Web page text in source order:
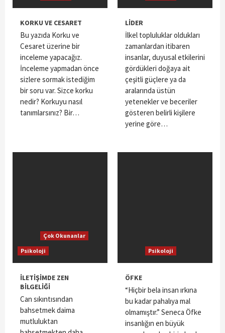
KORKU VE CESARET
Bu yazıda Korku ve
Cesaret üzerine bir
inceleme yapacağız.
İnceleme yapmadan önce
sizlere sormak istediğim
bir soru var. Sizce korku
nedir? Korkuyu nasıl
tanımlarsınız? Bir…
LİDER
İlkel topluluklar oldukları
zamanlardan itibaren
insanlar, duyusal etkilerini
gördükleri doğaya ait
çeşitli güçlere ya da
aralarında üstün
yetenekler ve beceriler
gösteren belirli kişilere
yerine göre…
Çok Okunanlar
Psikoloji
İLETİŞİMDE ZEN
BİLGELİĞİ
Can sıkıntısından
bahsetmek daima
mutluluktan
Psikoloji
ÖFKE
“Hiçbir bela insan ırkına
bu kadar pahalıya mal
olmamıştır.” Seneca Öfke
insanlığın en büyük